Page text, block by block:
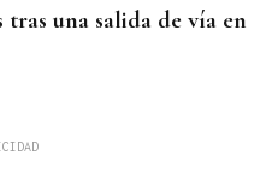
una salida de vía en